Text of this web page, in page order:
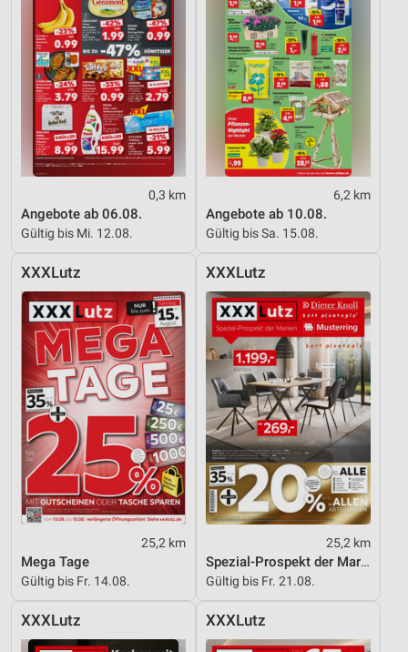
0,3 km
Angebote ab 06.08.
Gültig bis Mi. 12.08.
6,2 km
Angebote ab 10.08.
Gültig bis Sa. 15.08.
XXXLutz
25,2 km
Mega Tage
Gültig bis Fr. 14.08.
XXXLutz
25,2 km
Spezial-Prospekt der Marken
Gültig bis Fr. 21.08.
XXXLutz XXXLutz